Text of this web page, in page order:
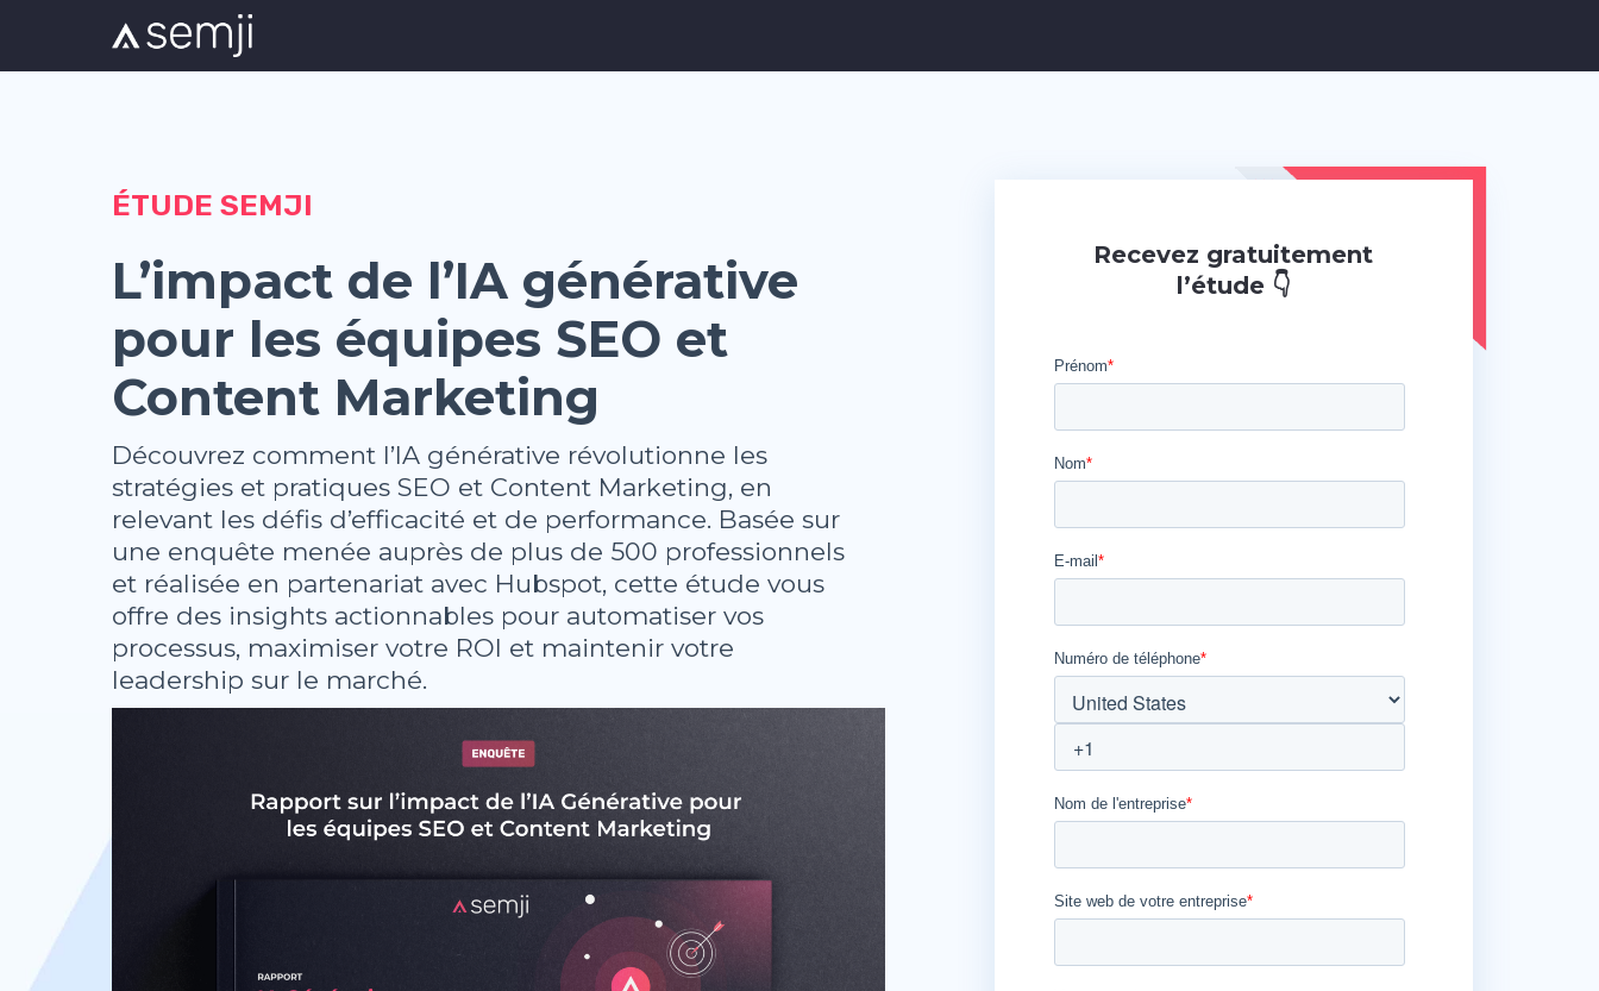
ÉTUDE SEMJI
L’impact de l’IA générative
pour les équipes SEO et
Content Marketing
Découvrez comment l’IA générative révolutionne les
stratégies et pratiques SEO et Content Marketing, en
relevant les défis d’efficacité et de performance. Basée sur
une enquête menée auprès de plus de 500 professionnels
et réalisée en partenariat avec Hubspot, cette étude vous
offre des insights actionnables pour automatiser vos
processus, maximiser votre ROI et maintenir votre
leadership sur le marché.
Recevez gratuitement
l’étude 👇